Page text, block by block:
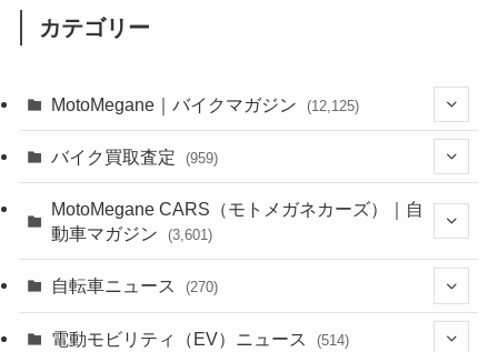
カテゴリー
MotoMegane｜バイクマガジン (12,125)
(44)
(637)
(118) (252)
(306)
(6,953)
バイク買取査定 (959)
(352)
MotoMegane CARS（モトメガネカーズ）｜自
動車マガジン
(3,601)
(185)
自転車ニュース (270)
(54)
電動モビリティ（EV）ニュース (514)